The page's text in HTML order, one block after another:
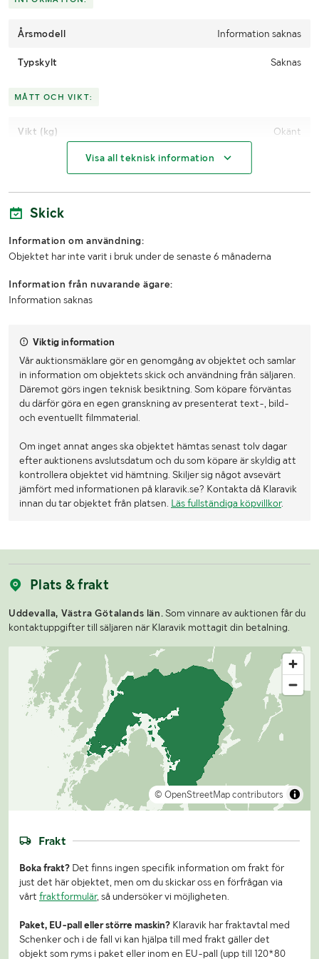
Årsmodell Information saknas
Typskylt Saknas
MÅTT OCH VIKT:
Vikt (kg) Okänt
Visa all teknisk information
Skick
Information om användning:
Objektet har inte varit i bruk under de senaste 6 månaderna
Information från nuvarande ägare:
Information saknas
Viktig information
Vår auktionsmäklare gör en genomgång av objektet och samlar
in information om objektets skick och användning från säljaren.
Däremot görs ingen teknisk besiktning. Som köpare förväntas
du därför göra en egen granskning av presenterat text-, bild-
och eventuellt filmmaterial.
Om inget annat anges ska objektet hämtas senast tolv dagar
efter auktionens avslutsdatum och du som köpare är skyldig att
kontrollera objektet vid hämtning. Skiljer sig något avsevärt
jämfört med informationen på klaravik.se? Kontakta då Klaravik
innan du tar objektet från platsen. Läs fullständiga köpvillkor.
Plats & frakt
Uddevalla, Västra Götalands län. Som vinnare av auktionen får du
kontaktuppgifter till säljaren när Klaravik mottagit din betalning.
© OpenStreetMap contributors
Frakt
Boka frakt? Det finns ingen specifik information om frakt för
just det här objektet, men om du skickar oss en förfrågan via
vårt fraktformulär, så undersöker vi möjligheten.
Paket, EU-pall eller större maskin? Klaravik har fraktavtal med
Schenker och i de fall vi kan hjälpa till med frakt gäller det
objekt som ryms i paket eller inom en EU-pall (upp till 120*80